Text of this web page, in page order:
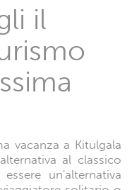
il
vacanza a Kitulgala
al classico
un'alternativa